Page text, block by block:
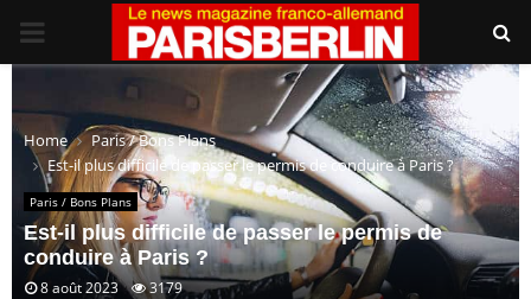
PRIMARY
Home
Paris / Bons Plans
Est-il plus difficile de passer le permis de conduire à Paris ?
Paris / Bons Plans
Est-il plus difficile de passer le permis de
conduire à Paris ?
8 août 2023 3179